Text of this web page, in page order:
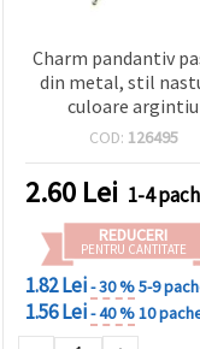
Charm pandantiv
din metal, stil
culoare argintiu
antichizat, 20x14x6
pentru bijuterii
și craft
COD: 126495
2.60 Lei 1-4
REDUCERI
PENTRU CANTITATE
1.82 Lei- 30 %5-9
1.56 Lei- 40 %10